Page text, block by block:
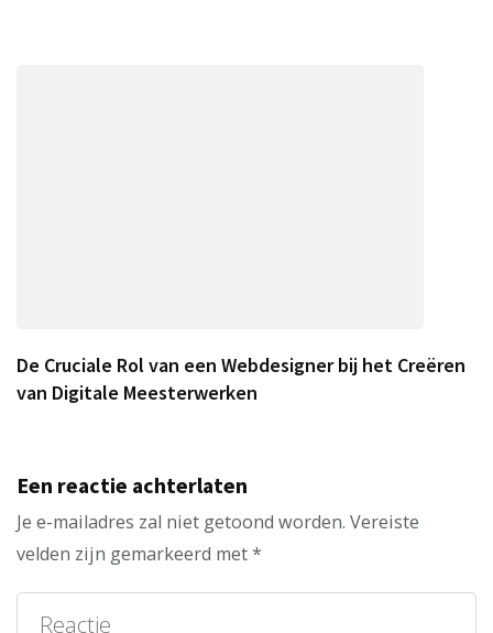
De Cruciale Rol van een Webdesigner bij het Creëren
van Digitale Meesterwerken
Een reactie achterlaten
Je e-mailadres zal niet getoond worden. Vereiste
velden zijn gemarkeerd met*